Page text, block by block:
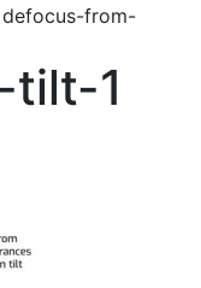
from-
tilt-1